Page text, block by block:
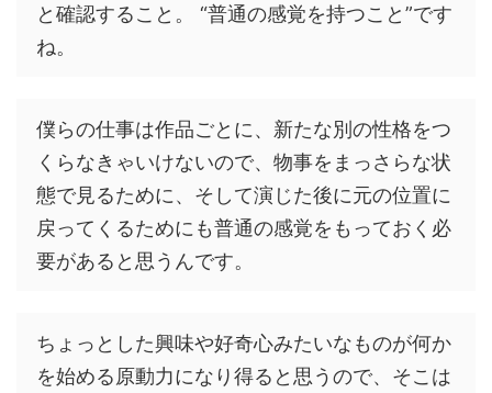
と確認すること。 “普通の感覚を持つこと”です
ね。
僕らの仕事は作品ごとに、新たな別の性格をつ
くらなきゃいけないので、物事をまっさらな状
態で見るために、そして演じた後に元の位置に
戻ってくるためにも普通の感覚をもっておく必
要があると思うんです。
ちょっとした興味や好奇心みたいなものが何か
を始める原動力になり得ると思うので、そこは